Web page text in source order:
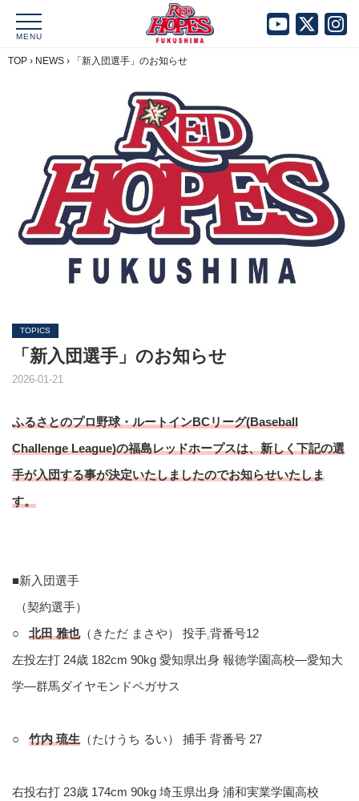
MENU
TOP › NEWS › 「新入団選手」のお知らせ
TOPICS
「新入団選手」のお知らせ
2026-01-21
ふるさとのプロ野球・ルートインBCリーグ(Baseball
Challenge League)の福島レッドホープスは、新しく下記の選
手が入団する事が決定いたしましたのでお知らせいたしま
す。
■新入団選手
（契約選手）
○ 北田 雅也（きただ まさや） 投手 背番号12
左投左打 24歳 182cm 90kg 愛知県出身 報徳学園高校―愛知大
学―群馬ダイヤモンドペガサス
○ 竹内 琉生 （たけうち るい） 捕手 背番号 27
右投右打 23歳 174cm 90kg 埼玉県出身 浦和実業学園高校